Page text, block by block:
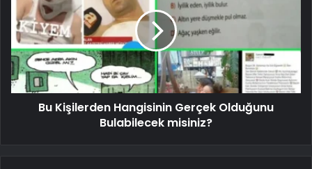
Bu Kişilerden Hangisinin Gerçek Olduğunu
Bulabilecek misiniz?